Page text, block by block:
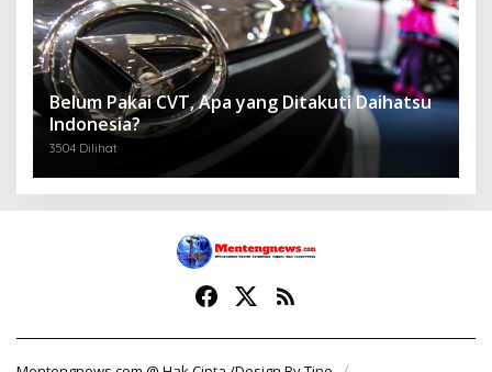
Belum Pakai CVT, Apa yang Ditakuti Daihatsu
Indonesia?
3504 Dilihat